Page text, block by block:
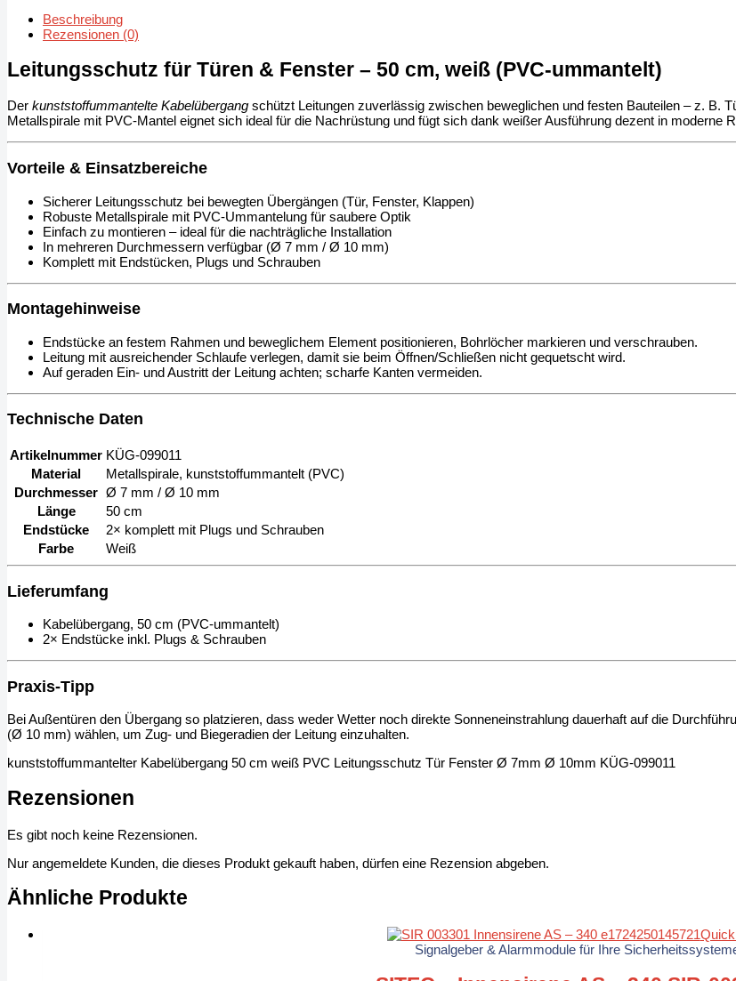
Beschreibung
Rezensionen (0)
Leitungsschutz für Türen & Fenster – 50 cm, weiß (PVC-ummantelt)
Der kunststoffummantelte Kabelübergang schützt Leitungen zuverlässig zwischen beweglichen und festen Bauteilen – z.
Metallspirale mit PVC-Mantel eignet sich ideal für die Nachrüstung und fügt sich dank weißer Ausführung dezent in moderne
Vorteile & Einsatzbereiche
Sicherer Leitungsschutz bei bewegten Übergängen (Tür, Fenster, Klappen)
Robuste Metallspirale mit PVC-Ummantelung für saubere Optik
Einfach zu montieren – ideal für die nachträgliche Installation
In mehreren Durchmessern verfügbar (Ø 7 mm / Ø 10 mm)
Komplett mit Endstücken, Plugs und Schrauben
Montagehinweise
Endstücke an festem Rahmen und beweglichem Element positionieren, Bohrlöcher markieren und verschrauben.
Leitung mit ausreichender Schlaufe verlegen, damit sie beim Öffnen/Schließen nicht gequetscht wird.
Auf geraden Ein- und Austritt der Leitung achten; scharfe Kanten vermeiden.
Technische Daten
Artikelnummer KÜG-099011
Material
Metallspirale, kunststoffummantelt (PVC)
Durchmesser Ø 7 mm / Ø 10 mm
Länge
50 cm
Endstücke
2× komplett mit Plugs und Schrauben
Farbe
Weiß
Lieferumfang
Kabelübergang, 50 cm (PVC-ummantelt)
2× Endstücke inkl. Plugs & Schrauben
Praxis-Tipp
Bei Außentüren den Übergang so platzieren, dass weder Wetter noch direkte Sonneneinstrahlung dauerhaft auf die
(Ø 10 mm) wählen, um Zug- und Biegeradien der Leitung einzuhalten.
kunststoffummantelter Kabelübergang 50 cm weiß PVC Leitungsschutz Tür Fenster Ø 7mm Ø 10mm KÜG-099011
Rezensionen
Es gibt noch keine Rezensionen.
Nur angemeldete Kunden, die dieses Produkt gekauft haben, dürfen eine Rezension abgeben.
Ähnliche Produkte
Signalgeber & Alarmmodule für Ihre